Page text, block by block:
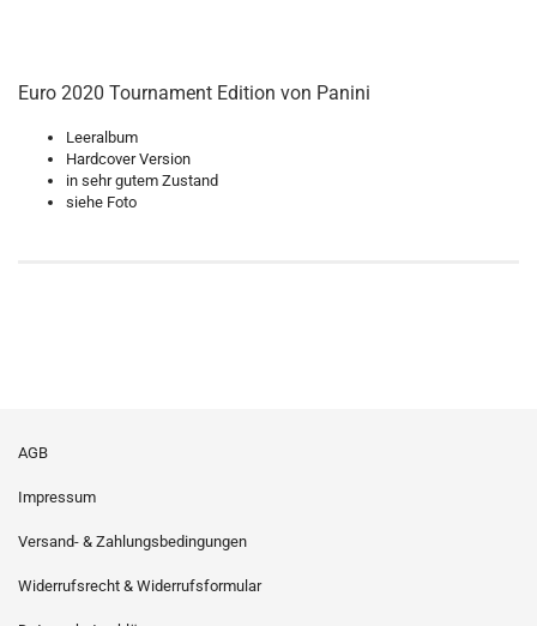
Euro 2020 Tournament Edition von Panini
Leeralbum
Hardcover Version
in sehr gutem Zustand
siehe Foto
AGB
Impressum
Versand- & Zahlungsbedingungen
Widerrufsrecht & Widerrufsformular